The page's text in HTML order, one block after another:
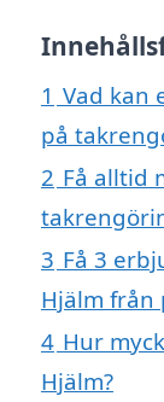
1 Vad kan
på
2 Få alltid
3 Få 3
Hjälm från
4 Hur
Hjälm?